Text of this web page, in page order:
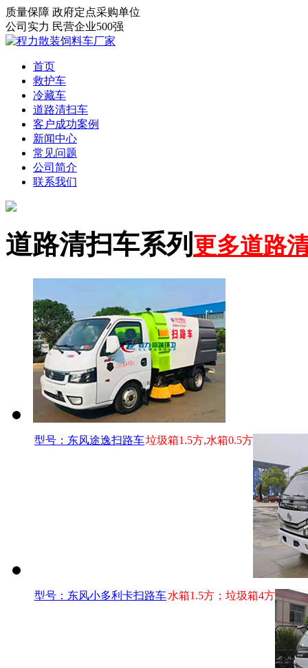
质量保障 政府定点采购单位
公司实力 民营企业500强
首页
救护车
冷藏车
道路清扫车
客户成功案例
新闻中心
常见问题
公司简介
联系我们
道路清扫车系列 更多道路
型号：东风途逸扫路车垃圾箱1.5方,水箱0.5方
型号：东风小多利卡扫路车水箱1.5方；垃圾箱4方